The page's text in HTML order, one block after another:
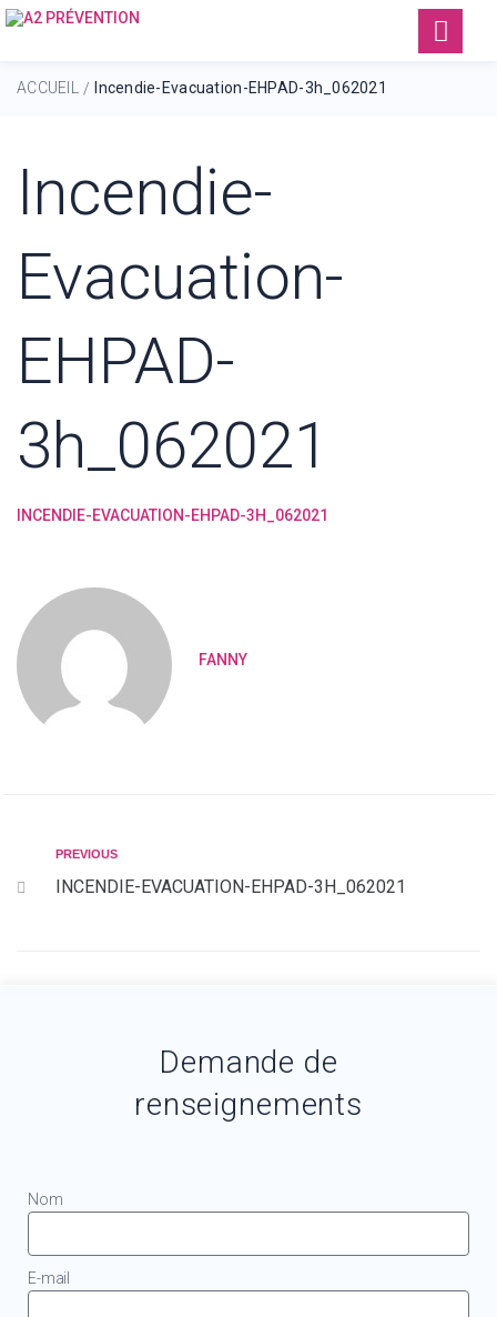
ACCUEIL / Incendie-Evacuation-EHPAD-3h_062021
Incendie-
Evacuation-
EHPAD-
3h_062021
INCENDIE-EVACUATION-EHPAD-3H_062021
FANNY
PREVIOUS
INCENDIE-EVACUATION-EHPAD-3H_062021
Demande de
renseignements
Nom
E-mail